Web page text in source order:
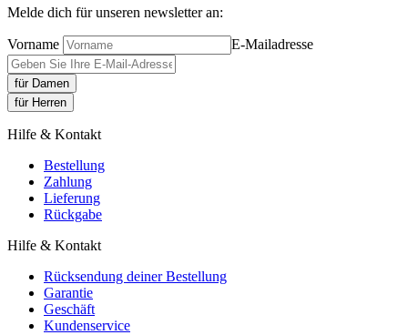
Melde dich für unseren newsletter an:
Vorname E-Mailadresse
für Damen
für Herren
Hilfe & Kontakt
Bestellung
Zahlung
Lieferung
Rückgabe
Hilfe & Kontakt
Rücksendung deiner Bestellung
Garantie
Geschäft
Kundenservice